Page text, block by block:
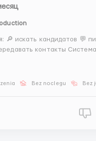
🔎 искать кандидатов 💬
контакты Система уже
$1200–1500 • 6 месяц —
Bez noclegu Bez